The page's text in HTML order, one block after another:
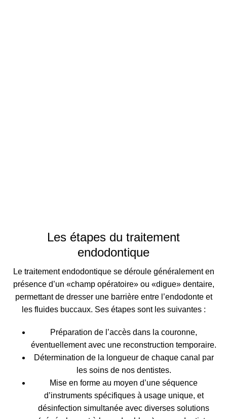
Les étapes du traitement
endodontique
Le traitement endodontique se déroule généralement en
présence d’un «champ opératoire» ou «digue» dentaire,
permettant de dresser une barrière entre l’endodonte et
les fluides buccaux. Ses étapes sont les suivantes :
Préparation de l’accès dans la couronne,
éventuellement avec une reconstruction temporaire.
Détermination de la longueur de chaque canal par
les soins de nos dentistes.
Mise en forme au moyen d’une séquence
d’instruments spécifiques à usage unique, et
désinfection simultanée avec diverses solutions